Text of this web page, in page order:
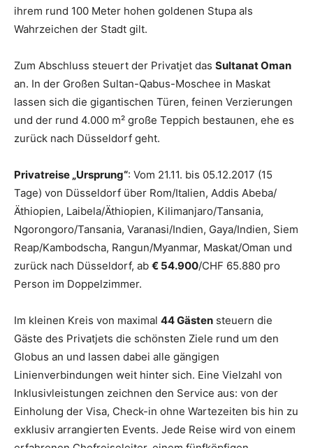
ihrem rund 100 Meter hohen goldenen Stupa als
Wahrzeichen der Stadt gilt.
Zum Abschluss steuert der Privatjet das Sultanat Oman
an. In der Großen Sultan-Qabus-Moschee in Maskat
lassen sich die gigantischen Türen, feinen Verzierungen
und der rund 4.000 m² große Teppich bestaunen, ehe es
zurück nach Düsseldorf geht.
Privatreise „Ursprung“: Vom 21.11. bis 05.12.2017 (15
Tage) von Düsseldorf über Rom/Italien, Addis Abeba/
Äthiopien, Laibela/Äthiopien, Kilimanjaro/Tansania,
Ngorongoro/Tansania, Varanasi/Indien, Gaya/Indien, Siem
Reap/Kambodscha, Rangun/Myanmar, Maskat/Oman und
zurück nach Düsseldorf, ab € 54.900/CHF 65.880 pro
Person im Doppelzimmer.
Im kleinen Kreis von maximal 44 Gästen steuern die
Gäste des Privatjets die schönsten Ziele rund um den
Globus an und lassen dabei alle gängigen
Linienverbindungen weit hinter sich. Eine Vielzahl von
Inklusivleistungen zeichnen den Service aus: von der
Einholung der Visa, Check-in ohne Wartezeiten bis hin zu
exklusiv arrangierten Events. Jede Reise wird von einem